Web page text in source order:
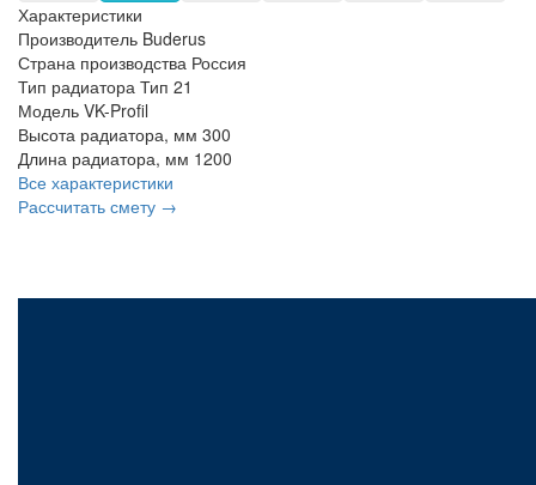
Характеристики
Производитель Buderus
Страна производства Россия
Тип радиатора Тип 21
Модель VK-Profil
Высота радиатора, мм 300
Длина радиатора, мм 1200
Все характеристики
Рассчитать смету →